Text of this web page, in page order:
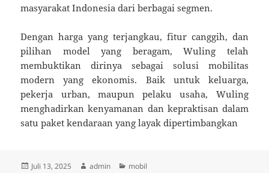
masyarakat Indonesia dari berbagai segmen.
Dengan harga yang terjangkau, fitur canggih, dan
pilihan model yang beragam, Wuling telah
membuktikan dirinya sebagai solusi mobilitas
modern yang ekonomis. Baik untuk keluarga,
pekerja urban, maupun pelaku usaha, Wuling
menghadirkan kenyamanan dan kepraktisan dalam
satu paket kendaraan yang layak dipertimbangkan
Diposkan
Juli 13, 2025 Penulis
admin Kategori
mobil